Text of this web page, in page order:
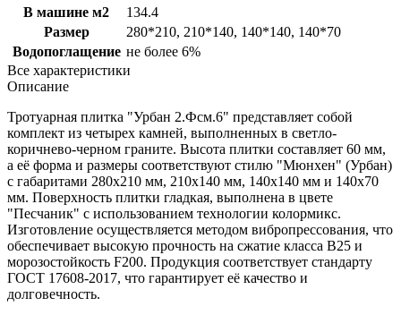
В машине м2
134.4
Размер
280*210, 210*140, 140*140, 140*70
Водопоглащение не более 6%
Все характеристики
Описание
Тротуарная плитка "Урбан 2.Фсм.6" представляет собой
комплект из четырех камней, выполненных в светло-
коричнево-черном граните. Высота плитки составляет 60 мм,
а её форма и размеры соответствуют стилю "Мюнхен" (Урбан)
с габаритами 280x210 мм, 210x140 мм, 140x140 мм и 140x70
мм. Поверхность плитки гладкая, выполнена в цвете
"Песчаник" с использованием технологии колормикс.
Изготовление осуществляется методом вибропрессования, что
обеспечивает высокую прочность на сжатие класса B25 и
морозостойкость F200. Продукция соответствует стандарту
ГОСТ 17608-2017, что гарантирует её качество и
долговечность.